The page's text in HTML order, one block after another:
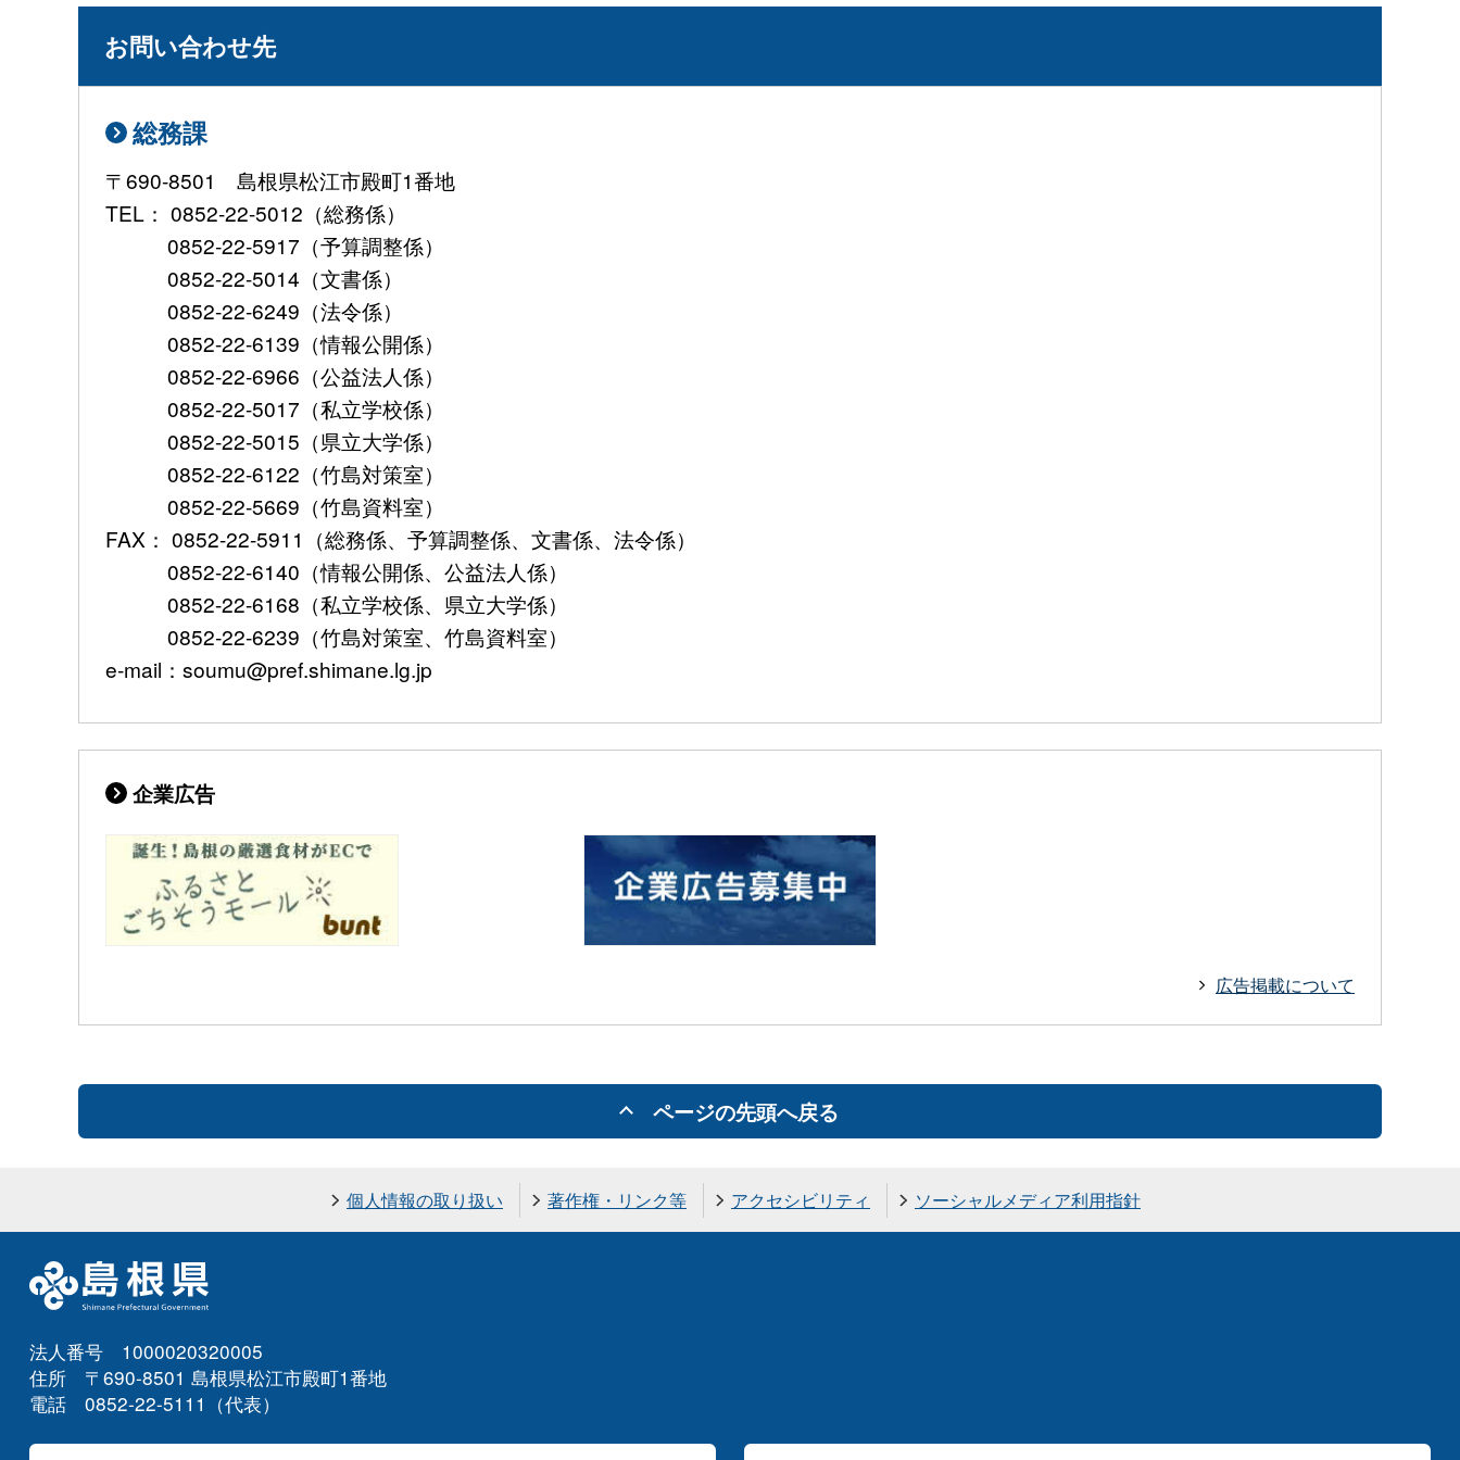
お問い合わせ先
総務課
〒690-8501 島根県松江市殿町1番地
TEL： 0852-22-5012（総務係）
0852-22-5917（予算調整係）
0852-22-5014（文書係）
0852-22-6249（法令係）
0852-22-6139（情報公開係）
0852-22-6966（公益法人係）
0852-22-5017（私立学校係）
0852-22-5015（県立大学係）
0852-22-6122（竹島対策室）
0852-22-5669（竹島資料室）
FAX： 0852-22-5911（総務係、予算調整係、文書係、法令係）
0852-22-6140（情報公開係、公益法人係）
0852-22-6168（私立学校係、県立大学係）
0852-22-6239（竹島対策室、竹島資料室）
e-mail：soumu@pref.shimane.lg.jp
企業広告
広告掲載について
ページの先頭へ戻る
個人情報の取り扱い 著作権・リンク等 アクセシビリティ ソーシャルメディア利用指針
法人番号 1000020320005
住所 〒690-8501 島根県松江市殿町1番地
電話 0852-22-5111（代表）